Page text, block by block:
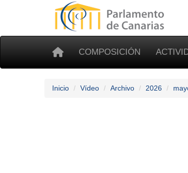
COMPOSICIÓN
Inicio Vídeo Archivo 2026